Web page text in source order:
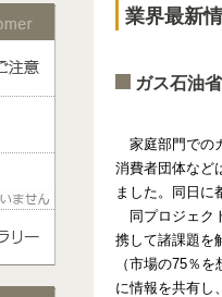
業界最新
ガス石油
家庭部門での
消費者団体など
ました。同日に
同プロジェク
携して諸課題を
（市場の75％
に情報を共有し